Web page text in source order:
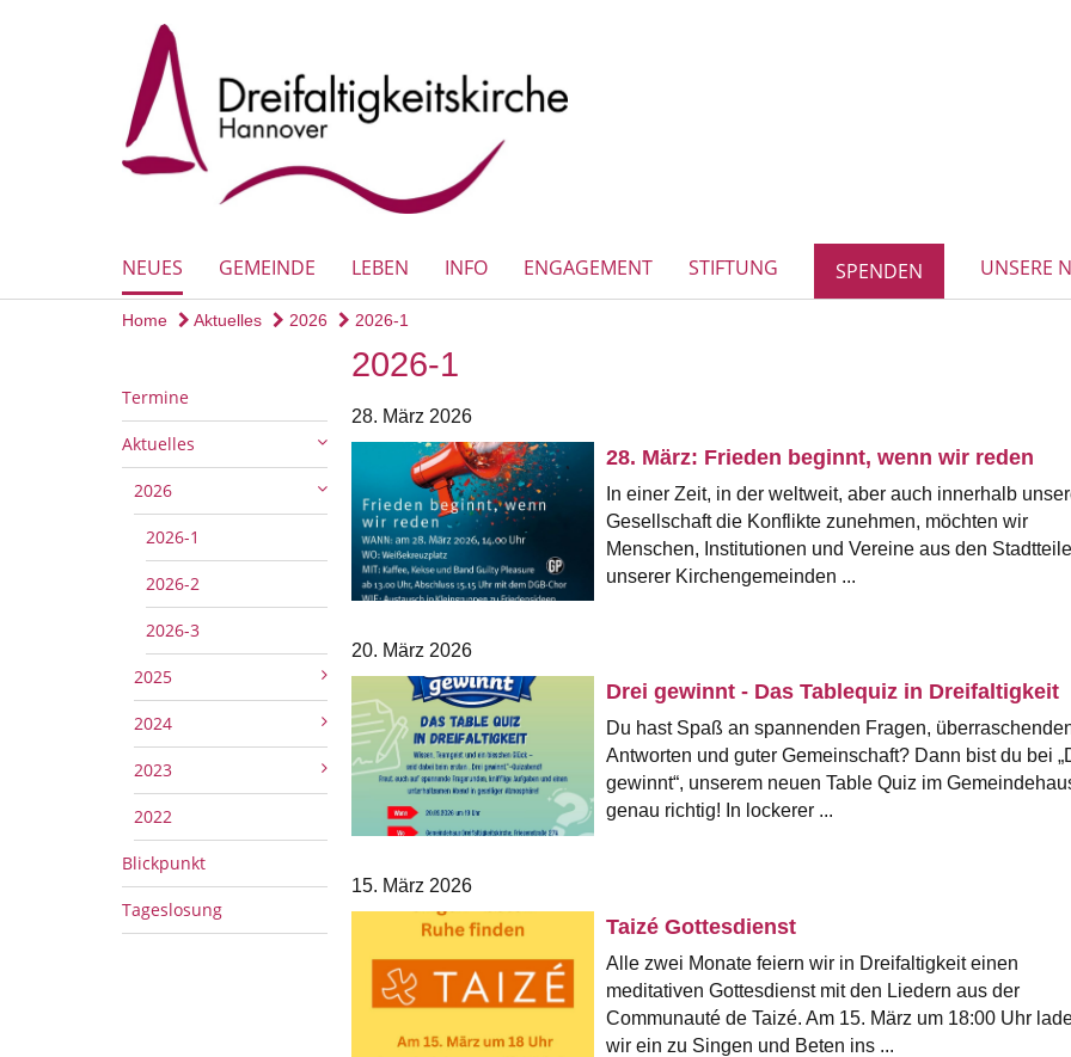
NEUES GEMEINDE LEBEN INFO ENGAGEMENT STIFTUNG SPENDEN UNSERE
Home Aktuelles 2026 2026-1
Termine
Aktuelles
2026
2026-1
2026-2
2026-3
2025
2024
2023
2022
Blickpunkt
Tageslosung
2026-1
28. März 2026
28. März: Frieden beginnt, wenn wir reden
In einer Zeit, in der weltweit, aber auch innerhalb
Gesellschaft die Konflikte zunehmen, möchten wir
Menschen, Institutionen und Vereine aus den
unserer Kirchengemeinden ...
20. März 2026
Drei gewinnt - Das Tablequiz in Dreifaltigkeit
Du hast Spaß an spannenden Fragen,
Antworten und guter Gemeinschaft? Dann bist du bei
gewinnt“, unserem neuen Table Quiz im
genau richtig! In lockerer ...
15. März 2026
Taizé Gottesdienst
Alle zwei Monate feiern wir in Dreifaltigkeit einen
meditativen Gottesdienst mit den Liedern aus der
Communauté de Taizé. Am 15. März um 18:00 Uhr
wir ein zu Singen und Beten ins ...